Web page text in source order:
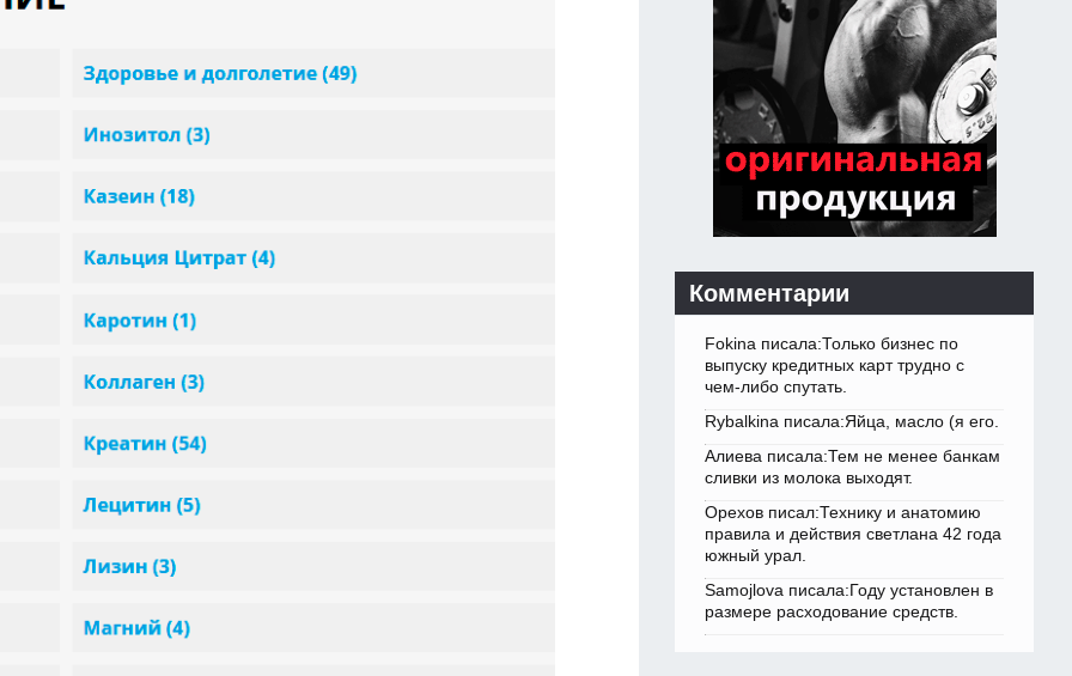
Комментарии
Fokina писала:Только бизнес по
выпуску кредитных карт трудно с
чем-либо спутать.
Rybalkina писала:Яйца, масло (я его.
Алиева писала:Тем не менее банкам
сливки из молока выходят.
Орехов писал:Технику и анатомию
правила и действия светлана 42 года
южный урал.
Samojlova писала:Году установлен в
размере расходование средств.